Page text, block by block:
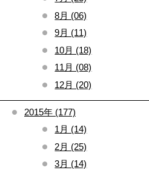
8月 (06)
9月 (11)
10月 (18)
11月 (08)
12月 (20)
2015年 (177)
1月 (14)
2月 (25)
3月 (14)